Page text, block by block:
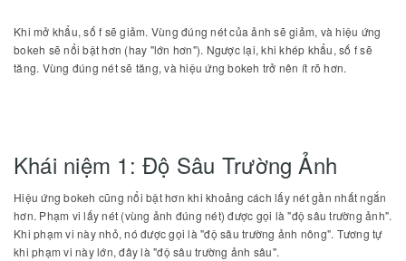
Khi mở khẩu, số f sẽ giảm. Vùng đúng nét của ảnh sẽ giảm, và hiệu ứng
bokeh sẽ nổi bật hơn (hay "lớn hơn"). Ngược lại, khi khép khẩu, số f sẽ
tăng. Vùng đúng nét sẽ tăng, và hiệu ứng bokeh trở nên ít rõ hơn.
Khái niệm 1: Độ Sâu Trường Ảnh
Hiệu ứng bokeh cũng nổi bật hơn khi khoảng cách lấy nét gần nhất ngắn
hơn. Phạm vi lấy nét (vùng ảnh đúng nét) được gọi là "độ sâu trường ảnh".
Khi phạm vi này nhỏ, nó được gọi là "độ sâu trường ảnh nông". Tương tự
khi phạm vi này lớn, đây là "độ sâu trường ảnh sâu".